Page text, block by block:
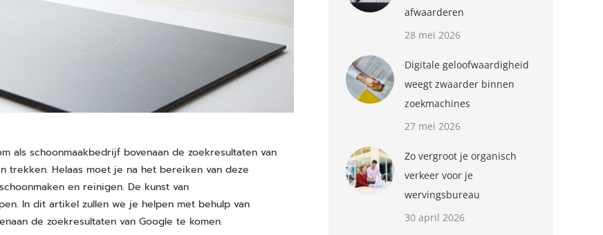
als schoonmaakbedrijf bovenaan de zoekresultaten van
trekken. Helaas moet je na het bereiken van deze
en reinigen. De kunst van
In dit artikel zullen we je helpen met behulp van
de zoekresultaten van Google te komen.
afwaarderen
28 mei 2026
Digitale geloofwaardigheid
weegt zwaarder binnen
zoekmachines
27 mei 2026
Zo vergroot je organisch
verkeer voor je
wervingsbureau
30 april 2026